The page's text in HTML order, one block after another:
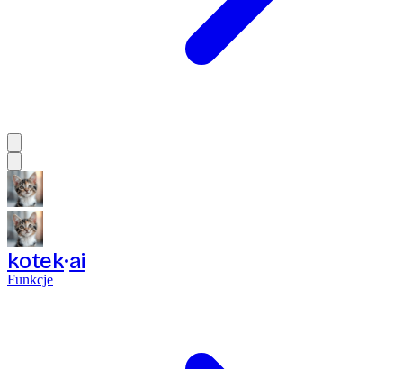
kotek ai
Funkcje